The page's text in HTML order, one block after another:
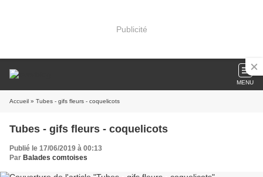
Publicité
MENU
Accueil » Tubes - gifs fleurs - coquelicots
Tubes - gifs fleurs - coquelicots
Publié le 17/06/2019 à 00:13
Par Balades comtoises